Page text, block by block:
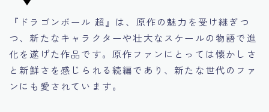
『ドラゴンボール 超』は、原作の魅力を受け継ぎつ
つ、新たなキャラクターや壮大なスケールの物語で進
化を遂げた作品です。原作ファンにとっては懐かしさ
と新鮮さを感じられる続編であり、新たな世代のファ
ンにも愛されています。